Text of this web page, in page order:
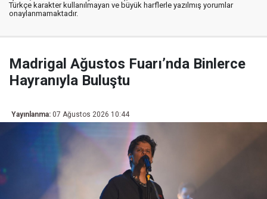
Türkçe karakter kullanılmayan ve büyük harflerle yazılmış yorumlar
onaylanmamaktadır.
Madrigal Ağustos Fuarı’nda Binlerce
Hayranıyla Buluştu
Yayınlanma: 07 Ağustos 2026 10:44